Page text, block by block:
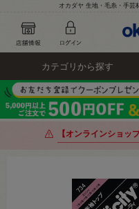
オカダヤ 生地・毛糸・手芸
カテゴリから探す
【オンラインショッ